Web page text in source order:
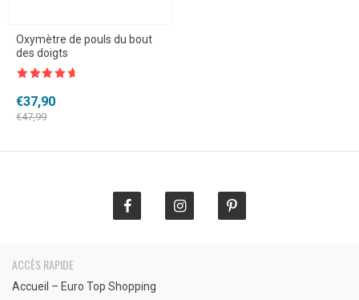
Oxymètre de pouls du bout
des doigts
€47,99
Le
prix
€37,90
Le
prix
ACCÈS RAPIDE
Accueil – Euro Top Shopping